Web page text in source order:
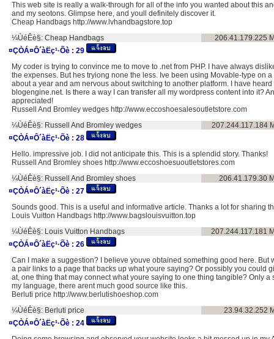
This web site is really a walk-through for all of the info you wanted about this
and my seotons. Glimpse here, and youll definitely discover it.
Cheap Handbags http://www.lvhandbagstore.top
¼ÙéÊè§: Cheap Handbags 206.41.179.225
¤ÇÒÁ¤Ô´àËç¹·Õè : 29
My coder is trying to convince me to move to .net from PHP. I have always
the expenses. But hes tryiong none the less. Ive been using Movable-type on
about a year and am nervous about switching to another platform. I have
blogengine.net. Is there a way I can transfer all my wordpress content into it?
appreciated!
Russell And Bromley wedges http://www.eccoshoesalesoutletstore.com
¼ÙéÊè§: Russell And Bromley wedges 207.244.117.184
¤ÇÒÁ¤Ô´àËç¹·Õè : 28
Hello. impressive job. I did not anticipate this. This is a splendid story. Thanks!
Russell And Bromley shoes http://www.eccoshoesuoutletstores.com
¼ÙéÊè§: Russell And Bromley shoes 206.41.179.30
¤ÇÒÁ¤Ô´àËç¹·Õè : 27
Sounds good. This is a useful and informative article. Thanks a lot for sharing
Louis Vuitton Handbags http://www.bagslouisvuitton.top
¼ÙéÊè§: Louis Vuitton Handbags 207.244.117.181
¤ÇÒÁ¤Ô´àËç¹·Õè : 26
Can I make a suggestion? I believe youve obtained something good here. But
a pair links to a page that backs up what youre saying? Or possibly you could
at, one thing that may connect what youre saying to one thing tangible? Only a
my language, there arent much good source like this.
Berluti price http://www.berlutishoeshop.com
¼ÙéÊè§: Berluti price 23.94.32.252
¤ÇÒÁ¤Ô´àËç¹·Õè : 24